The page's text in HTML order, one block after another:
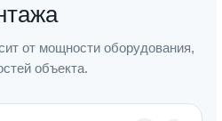
от мощности оборудования,
объекта.